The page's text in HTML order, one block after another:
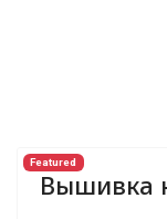
Featured
Вышивка